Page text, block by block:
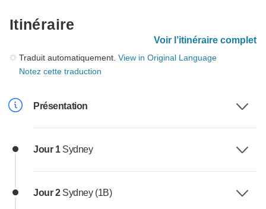
Itinéraire
Voir l’itinéraire complet
Traduit automatiquement. View in Original Language
Notez cette traduction
Présentation
Jour 1 Sydney
Jour 2 Sydney (1B)